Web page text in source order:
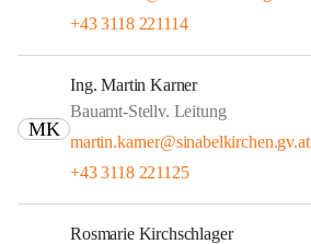
+43 3118 221114
MK
Ing. Martin Karner
Bauamt-Stellv. Leitung
martin.karner@sinabelkirchen.gv.at
+43 3118 221125
Rosmarie Kirchschlager